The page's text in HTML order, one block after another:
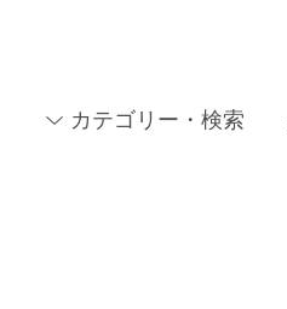
カテゴリー・検索